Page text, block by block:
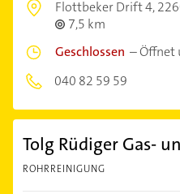
Flottbeker Drift 4,
7,5 km
Geschlossen –Öffnet
040 82 59 59
Tolg Rüdiger Gas-
ROHRREINIGUNG